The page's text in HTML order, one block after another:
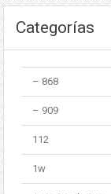
Categorías
– 868
– 909
112
1w